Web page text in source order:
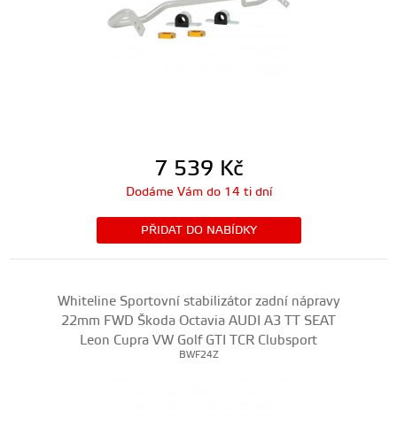
7 539 Kč
Dodáme Vám do 14 ti dní
PŘIDAT DO NABÍDKY
Whiteline Sportovní stabilizátor zadní nápravy
22mm FWD Škoda Octavia AUDI A3 TT SEAT
Leon Cupra VW Golf GTI TCR Clubsport
BWF24Z